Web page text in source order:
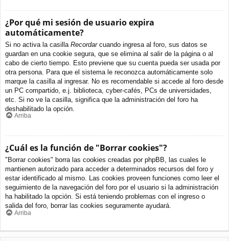
¿Por qué mi sesión de usuario expira
automáticamente?
Si no activa la casilla Recordarcuando ingresa al foro, sus datos se
guardan en una cookie segura, que se elimina al salir de la página o al
cabo de cierto tiempo. Esto previene que su cuenta pueda ser usada por
otra persona. Para que el sistema le reconozca automáticamente solo
marque la casilla al ingresar. No es recomendable si accede al foro desde
un PC compartido, e.j. biblioteca, cyber-cafés, PCs de universidades,
etc. Si no ve la casilla, significa que la administración del foro ha
deshabilitado la opción.
Arriba
¿Cuál es la función de "Borrar cookies"?
"Borrar cookies" borra las cookies creadas por phpBB, las cuales le
mantienen autorizado para acceder a determinados recursos del foro y
estar identificado al mismo. Las cookies proveen funciones como leer el
seguimiento de la navegación del foro por el usuario si la administración
ha habilitado la opción. Si está teniendo problemas con el ingreso o
salida del foro, borrar las cookies seguramente ayudará.
Arriba